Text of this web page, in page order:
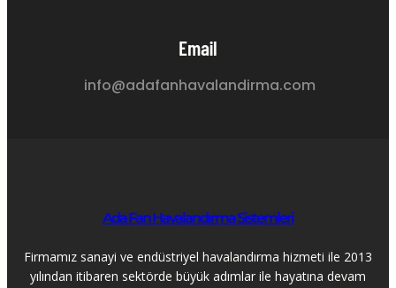
Email
info@adafanhavalandirma.com
Ada Fan Havalandırma Sistemleri
Firmamız sanayi ve endüstriyel havalandırma hizmeti ile 2013
yılından itibaren sektörde büyük adımlar ile hayatına devam